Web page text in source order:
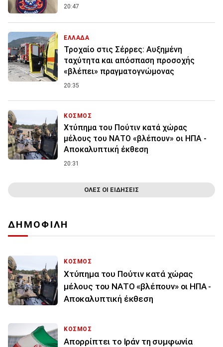
20:47
ΕΛΛΑΔΑ
Τροχαίο στις Σέρρες: Αυξημένη
ταχύτητα και απόσπαση προσοχής
«βλέπει» πραγματογνώμονας
20:35
ΚΟΣΜΟΣ
Χτύπημα του Πούτιν κατά χώρας
μέλους του ΝΑΤΟ «βλέπουν» οι ΗΠΑ -
Αποκαλυπτική έκθεση
20:31
ΟΛΕΣ ΟΙ ΕΙΔΗΣΕΙΣ
ΔΗΜΟΦΙΛΗ
ΚΟΣΜΟΣ
Χτύπημα του Πούτιν κατά χώρας
μέλους του ΝΑΤΟ «βλέπουν» οι ΗΠΑ -
Αποκαλυπτική έκθεση
ΚΟΣΜΟΣ
Απορρίπτει το Ιράν τη συμφωνία